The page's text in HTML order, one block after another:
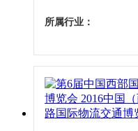
所属行业：